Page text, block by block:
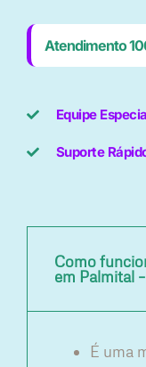
Atendimento
Equipe
Suporte
Como
em Palmital
É uma